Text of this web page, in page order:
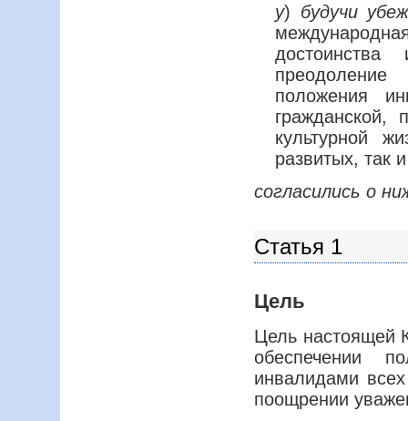
y) будучи
преодоление
положения
гражданской,
культурной
развитых, так
согласились о
Статья 1
Цель
Цель настоящей
обеспечении
инвалидами
поощрении